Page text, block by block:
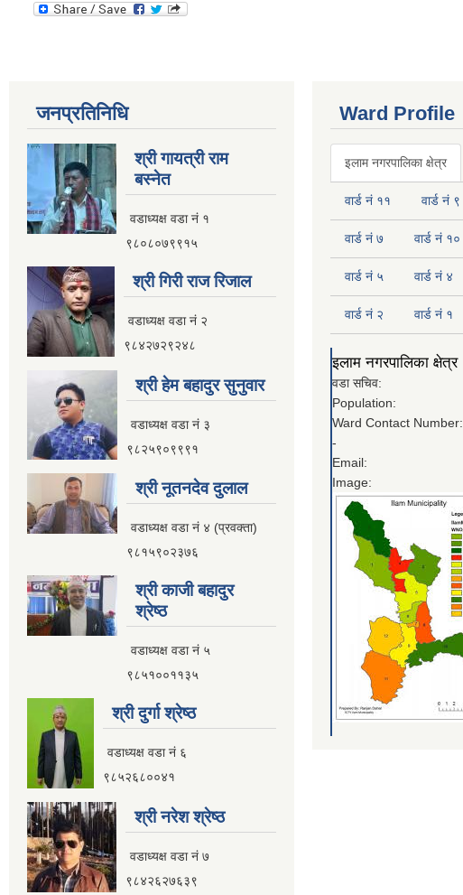
जनप्रतिनिधि
श्री गायत्री राम
बस्नेत
वडाध्यक्ष वडा न‌ं १
९८०८०७९९१५
श्री गिरी राज रिजाल
वडाध्यक्ष वडा नं २
९८४२७२९२४८
श्री हेम बहादुर सुनुवार
वडाध्यक्ष वडा नं ३
९८२५९०९९९१
श्री नूतनदेव दुलाल
वडाध्यक्ष वडा नं ४ (प्रवक्ता)
९८१५९०२३७६
श्री काजी बहादुर
श्रेष्ठ
वडाध्यक्ष वडा नं ५
९८५१००११३५
श्री दुर्गा श्रेष्ठ
वडाध्यक्ष वडा नं ६
९८५२६८००४१
श्री नरेश श्रेष्ठ
वडाध्यक्ष वडा नं ७
९८४२६२७६३९
Ward Profile
इलाम नगरपालिका क्षेत्र
वार्ड नं ११ वार्ड नं ९
वार्ड नं ७ वार्ड नं १०
वार्ड नं ५ वार्ड नं ४
वार्ड नं २ वार्ड नं १
इलाम नगरपालिका क्षेत्र
वडा सचिव:
Population:
Ward Contact Number:
-
Email:
Image: